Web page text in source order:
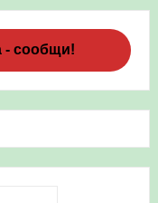
- сообщи!